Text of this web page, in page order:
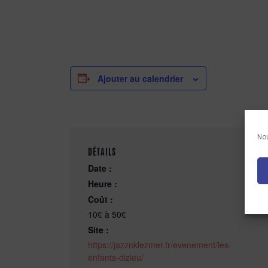
Ajouter au calendrier
DÉTAILS
Date :
Heure :
Coût :
10€ à 50€
Site :
https://jazznklezmer.fr/evenement/les-
enfants-dizieu/